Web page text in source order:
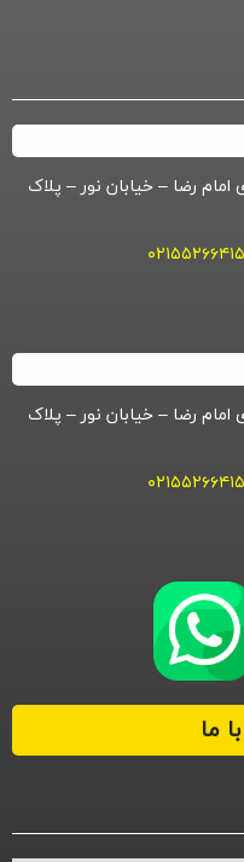
رضا – خیابان نور – پلاک
۰۲۱۵۵۲۶۶۴۱۵
رضا – خیابان نور – پلاک
۰۲۱۵۵۲۶۶۴۱۵
ما